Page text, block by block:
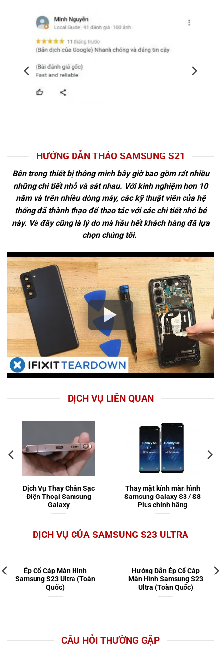
HƯỚNG DẪN THÁO SAMSUNG S21
Bên trong thiết bị thông minh bây giờ bao gồm rất nhiều
những chi tiết nhỏ và sát nhau. Với kinh nghiệm hơn 10
năm và trên nhiều dòng máy, các kỹ thuật viên của hệ
thống đã thành thạo để thao tác với các chi tiết nhỏ bé
này. Và đây cũng là lý do mà hầu hết khách hàng đã lựa
chọn chúng tôi.
DỊCH VỤ LIÊN QUAN
Dịch Vụ Thay Chân Sạc
Điện Thoại Samsung
Galaxy
Thay mặt kính màn hình
Samsung Galaxy S8 / S8
Plus chính hãng
DỊCH VỤ CỦA SAMSUNG S23 ULTRA
Ép Cổ Cáp Màn Hình
Samsung S23 Ultra (Toàn
Quốc)
Hướng Dẫn Ép Cổ Cáp
Màn Hình Samsung S23
Ultra (Toàn Quốc)
CÂU HỎI THƯỜNG GẶP